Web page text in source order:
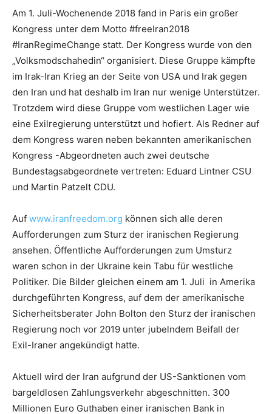
Am 1. Juli-Wochenende 2018 fand in Paris ein großer
Kongress unter dem Motto #freeIran2018
#IranRegimeChange statt. Der Kongress wurde von den
„Volksmodschahedin“ organisiert. Diese Gruppe kämpfte
im Irak-Iran Krieg an der Seite von USA und Irak gegen
den Iran und hat deshalb im Iran nur wenige Unterstützer.
Trotzdem wird diese Gruppe vom westlichen Lager wie
eine Exilregierung unterstützt und hofiert. Als Redner auf
dem Kongress waren neben bekannten amerikanischen
Kongress -Abgeordneten auch zwei deutsche
Bundestagsabgeordnete vertreten: Eduard Lintner CSU
und Martin Patzelt CDU.
Auf www.iranfreedom.org können sich alle deren
Aufforderungen zum Sturz der iranischen Regierung
ansehen. Öffentliche Aufforderungen zum Umsturz
waren schon in der Ukraine kein Tabu für westliche
Politiker. Die Bilder gleichen einem am 1. Juli in Amerika
durchgeführten Kongress, auf dem der amerikanische
Sicherheitsberater John Bolton den Sturz der iranischen
Regierung noch vor 2019 unter jubelndem Beifall der
Exil-Iraner angekündigt hatte.
Aktuell wird der Iran aufgrund der US-Sanktionen vom
bargeldlosen Zahlungsverkehr abgeschnitten. 300
Millionen Euro Guthaben einer iranischen Bank in